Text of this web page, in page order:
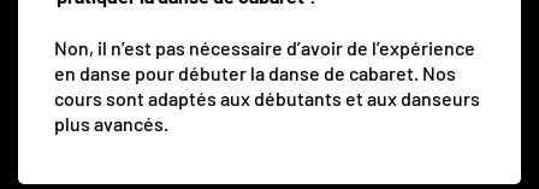
Non, il n’est pas nécessaire d’avoir de l’expérience
en danse pour débuter la danse de cabaret. Nos
cours sont adaptés aux débutants et aux danseurs
plus avancés.